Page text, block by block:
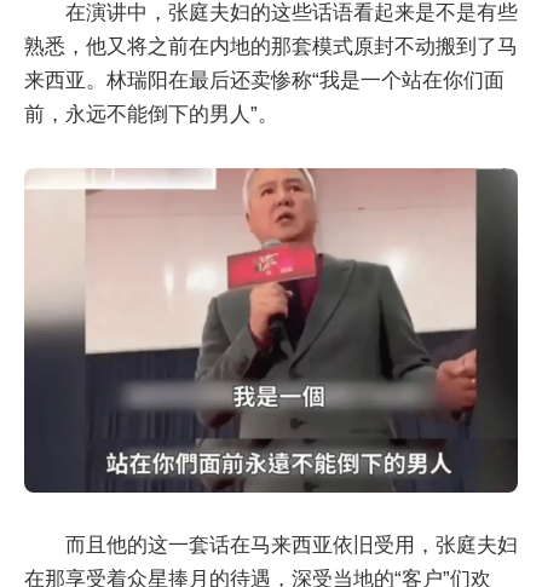
在演讲中，张庭夫妇的这些话语看起来是不是有些
熟悉，他又将之前在内地的那套模式原封不动搬到了马
来西亚。林瑞阳在最后还卖惨称“我是一个站在你们面
前，永远不能倒下的男人”。
而且他的这一套话在马来西亚依旧受用，张庭夫妇
在那享受着众星捧月的待遇，深受当地的“客户”们欢